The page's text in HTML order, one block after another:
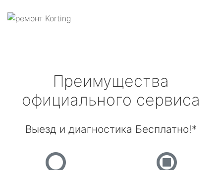
Преимущества
официального сервиса
Выезд и диагностика Бесплатно!*